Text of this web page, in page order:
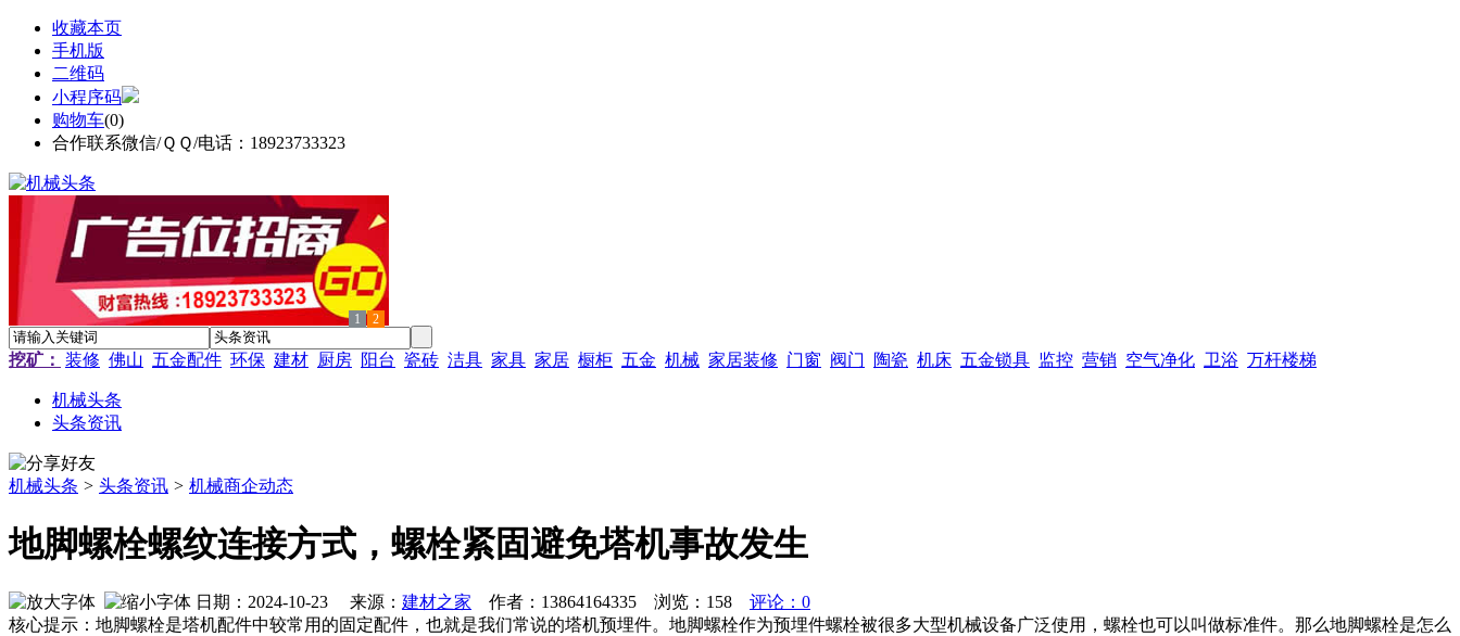
收藏本页
手机版
二维码
小程序码
购物车(0)
合作联系微信/ＱＱ/电话：18923733323
1 2
挖矿： 装修 佛山 五金配件 环保 建材 厨房 阳台 瓷砖 洁具 家具 家居 橱柜 五金 机械 家居装修 门窗 阀门 陶瓷 机床 五金锁具 监控 营销 空气净化 卫浴 万杆楼梯
机械头条
头条资讯
机械头条 > 头条资讯 > 机械商企动态
地脚螺栓螺纹连接方式，螺栓紧固避免塔机事故发生
日期：2024-10-23 来源： 建材之家 作者：13864164335 浏览： 158
评论：0
核心提示：地脚螺栓是塔机配件中较常用的固定配件，也就是我们常说的塔机预埋件。地脚螺栓作为预埋件螺栓被很多大型机械设备广泛使用，螺栓也可以叫做标准件。那么地脚螺栓是怎么